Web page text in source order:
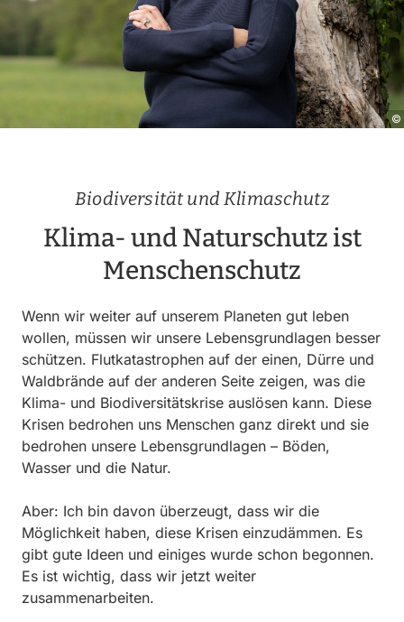
Biodiversität und Klimaschutz
Klima- und Naturschutz ist
Menschenschutz
Wenn wir weiter auf unserem Planeten gut leben
wollen, müssen wir unsere Lebensgrundlagen besser
schützen. Flutkatastrophen auf der einen, Dürre und
Waldbrände auf der anderen Seite zeigen, was die
Klima- und Biodiversitätskrise auslösen kann. Diese
Krisen bedrohen uns Menschen ganz direkt und sie
bedrohen unsere Lebensgrundlagen – Böden,
Wasser und die Natur.
Aber: Ich bin davon überzeugt, dass wir die
Möglichkeit haben, diese Krisen einzudämmen. Es
gibt gute Ideen und einiges wurde schon begonnen.
Es ist wichtig, dass wir jetzt weiter
zusammenarbeiten.